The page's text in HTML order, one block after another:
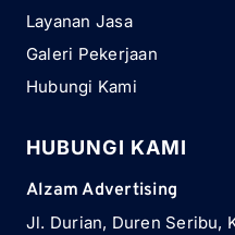
Layanan Jasa
Galeri Pekerjaan
Hubungi Kami
HUBUNGI KAMI
Alzam Advertising
Jl. Durian, Duren Seribu,